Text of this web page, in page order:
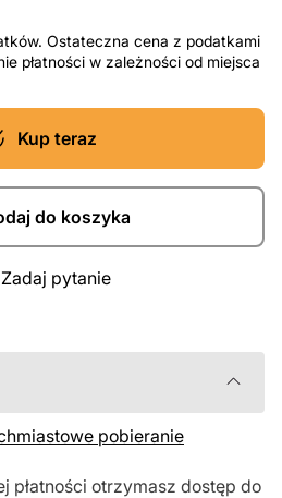
Ostateczna cena z podatkami
płatności w zależności od miejsca
Kup teraz
do koszyka
Zadaj pytanie
pobieranie
płatności otrzymasz dostęp do